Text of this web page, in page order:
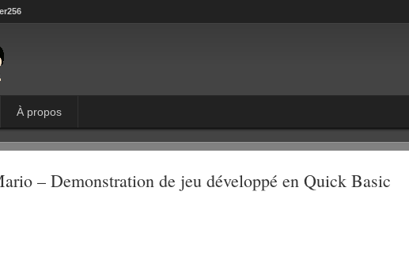
À propos
– Demonstration de jeu développé en Quick Basic